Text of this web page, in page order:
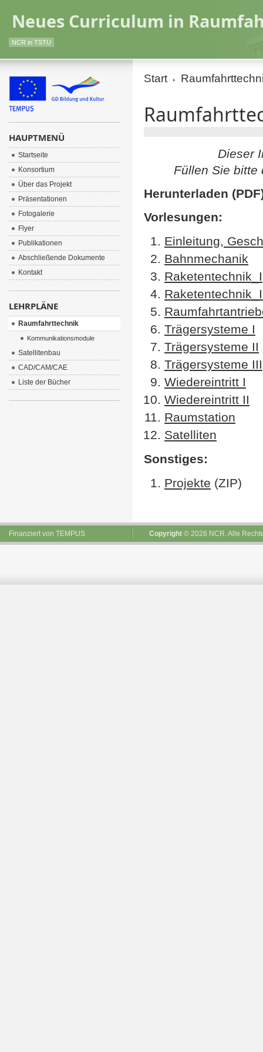
Neues Curriculum in
NCR in TSTU
Start
Dieser
Füllen Sie
Herunterladen
Vorlesungen:
Einleitung,
Bahnmechanik
Raketentechnik_I
Trägersysteme I
Trägersysteme II
Trägersysteme III
Wiedereintritt I
Wiedereintritt II
Raumstation
Satelliten
Sonstiges:
Projekte (ZIP)
HAUPTMENÜ
Startseite
Konsortium
Über das Projekt
Präsentationen
Fotogalerie
Flyer
Publikationen
Abschließende Dokumente
Kontakt
LEHRPLÄNE
Raumfahrttechnik
Kommunikationsmodule
Satellitenbau
CAD/CAM/CAE
Liste der Bücher
Finanziert von TEMPUS Copyright © 2026 NCR. Alle